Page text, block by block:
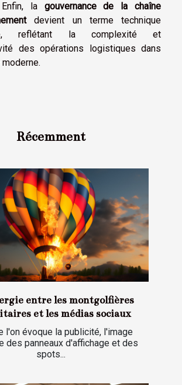
la gouvernance de la chaîne
devient un terme technique
reflétant la complexité et
des opérations logistiques dans
moderne.
Récemment
entre les montgolfières
et les médias sociaux
l'on évoque la publicité, l'image
des panneaux d'affichage et des
spots...